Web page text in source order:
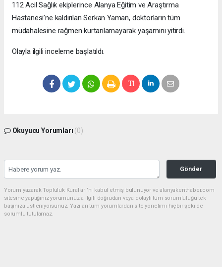
112 Acil Sağlık ekiplerince Alanya Eğitim ve Araştırma
Hastanesi’ne kaldırılan Serkan Yaman, doktorların tüm
müdahalesine rağmen kurtarılamayarak yaşamını yitirdi.
Olayla ilgili inceleme başlatıldı.
Okuyucu Yorumları (0)
Gönder
Yorum yazarak Topluluk Kuralları’nı kabul etmiş bulunuyor ve alanyakenthaber.com
sitesine yaptığınız yorumunuzla ilgili doğrudan veya dolaylı tüm sorumluluğu tek
başınıza üstleniyorsunuz. Yazılan tüm yorumlardan site yönetimi hiçbir şekilde
sorumlu tutulamaz.